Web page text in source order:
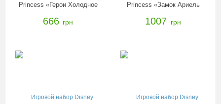
Princess «Герои Холодное
666 грн
Princess «Замок Ариель
1007 грн